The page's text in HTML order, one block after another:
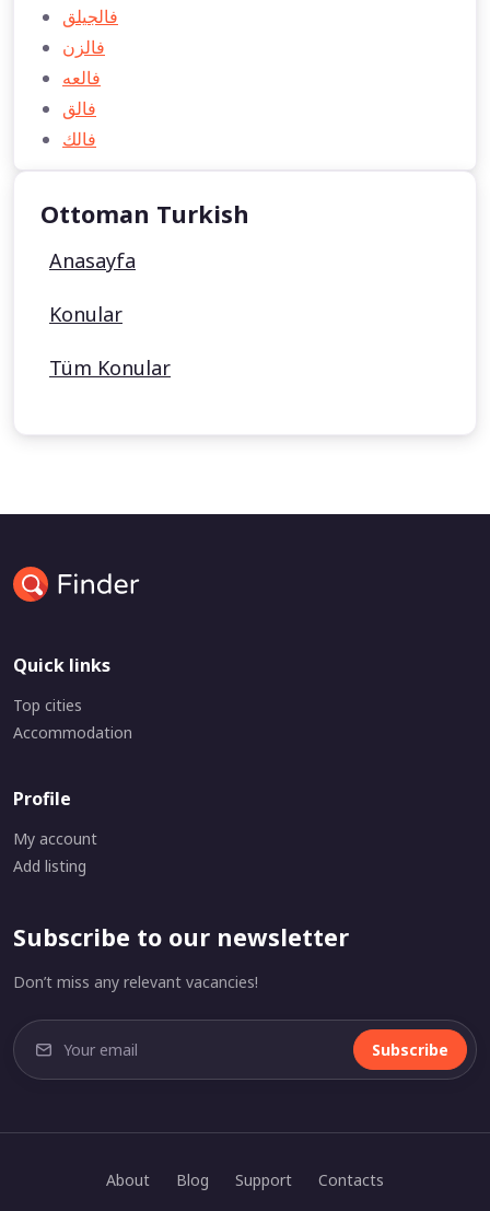
فالجیلق
فالزن
فالعه
فالق
فالك
Ottoman Turkish
Anasayfa
Konular
Tüm Konular
Quick links
Top cities
Accommodation
Profile
My account
Add listing
Subscribe to our newsletter
Don’t miss any relevant vacancies!
Subscribe
About Blog Support Contacts